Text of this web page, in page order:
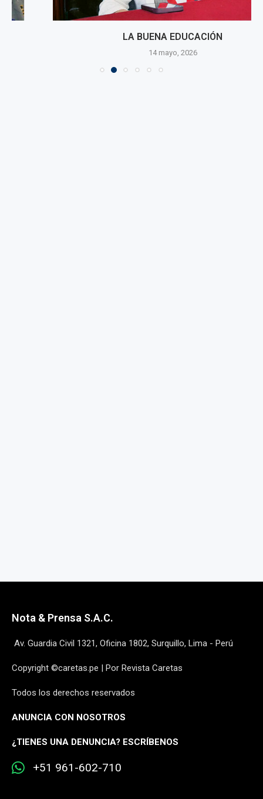
LA BUENA EDUCACIÓN
14 mayo, 2026
Nota & Prensa S.A.C.
Av. Guardia Civil 1321, Oficina 1802, Surquillo, Lima - Perú
Copyright ©caretas.pe | Por Revista Caretas
Todos los derechos reservados
ANUNCIA CON NOSOTROS
¿TIENES UNA DENUNCIA? ESCRÍBENOS
+51 961-602-710